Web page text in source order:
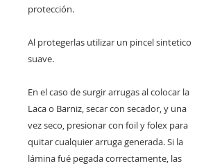
protección.
Al protegerlas utilizar un pincel sintetico
suave.
En el caso de surgir arrugas al colocar la
Laca o Barniz, secar con secador, y una
vez seco, presionar con foil y folex para
quitar cualquier arruga generada. Si la
lámina fué pegada correctamente, las